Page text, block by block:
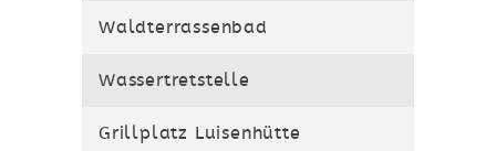
Waldterrassenbad
Wassertretstelle
Grillplatz Luisenhütte